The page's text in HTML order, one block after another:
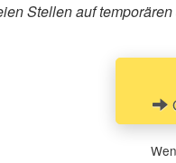
Stellen auf